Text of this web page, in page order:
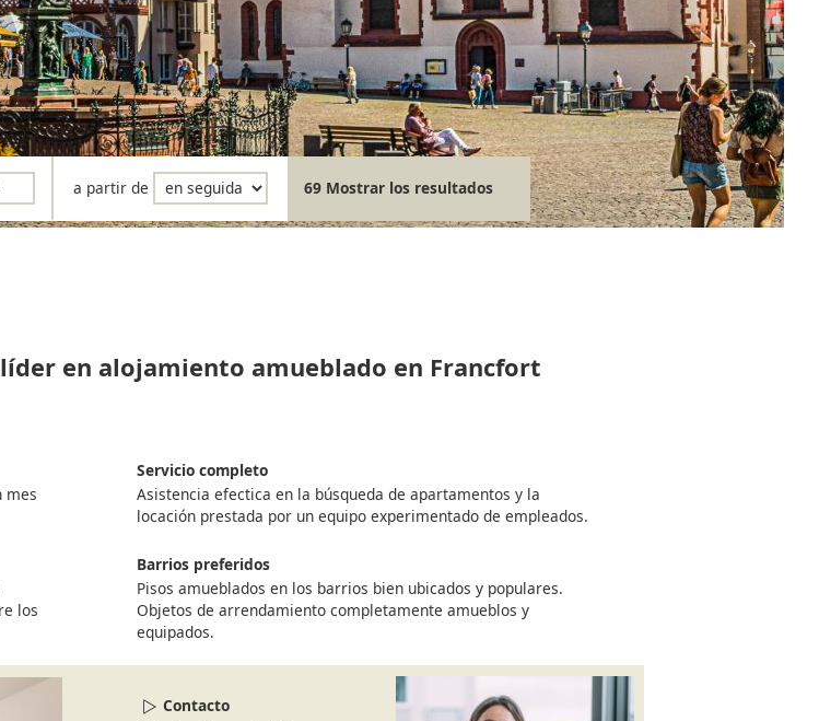
a partir de 69 Mostrar los resultados
líder en alojamiento amueblado en Francfort
mes
Servicio completo
Asistencia efectica en la búsqueda de apartamentos y la
locación prestada por un equipo experimentado de empleados.
los
Barrios preferidos
Pisos amueblados en los barrios bien ubicados y populares.
Objetos de arrendamiento completamente amueblos y
equipados.
Contacto